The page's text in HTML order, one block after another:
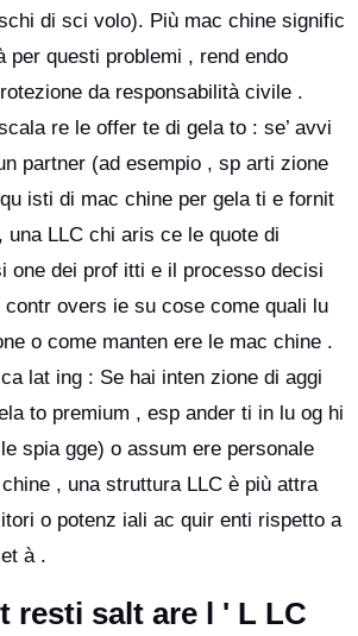
di sci volo). Più mac chine signific
per questi problemi , rend endo
da responsabilità civile .
re le offer te di gela to : se’ avvi
partner (ad esempio , sp arti zione
isti di mac chine per gela ti e fornit
una LLC chi aris ce le quote di
one dei prof itti e il processo decisi
overs ie su cose come quali lu
o come manten ere le mac chine .
lat ing : Se hai inten zione di aggi
to premium , esp ander ti in lu og hi
spia gge) o assum ere personale
, una struttura LLC è più attra
o potenz iali ac quir enti rispetto a
à .
resti salt are l ' L LC